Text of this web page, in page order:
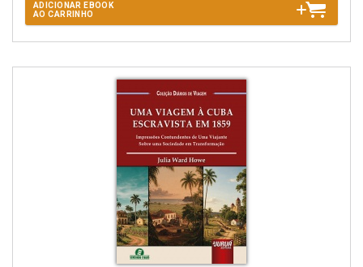
ADICIONAR EBOOK
AO CARRINHO